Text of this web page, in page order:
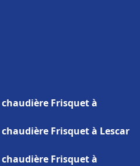
Frisquet à
Frisquet à Lescar
Frisquet à